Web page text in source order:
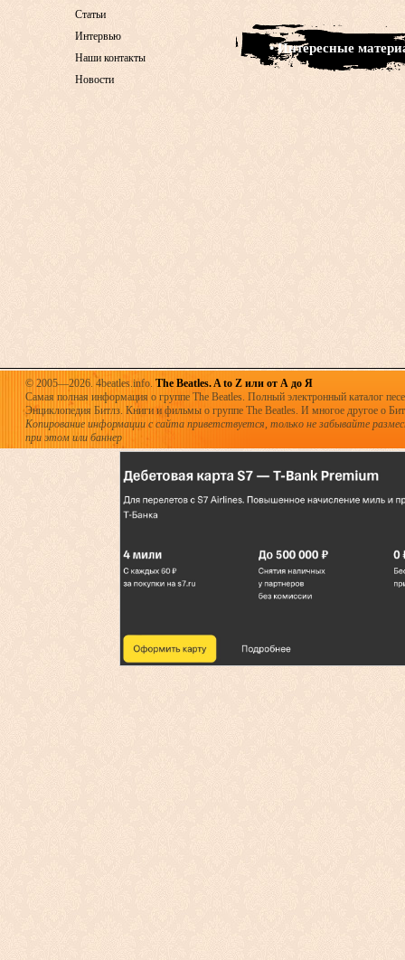
• Интересные
Статьи
Интервью
Наши контакты
Новости
© 2005—2026. 4beatles.info. The Beatles. A to Z или от А до Я
Самая полная информация о группе The Beatles. Полный электронный каталог
Энциклопедия Битлз. Книги и фильмы о группе The Beatles. И многое другое о
Копирование информации с сайта приветствуется, только не забывайте
при этом или баннер